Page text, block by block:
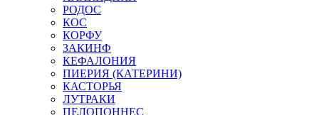
РОДОС
КОС
КОРФУ
ЗАКИНФ
КЕФАЛОНИЯ
ПИЕРИЯ (КАТЕРИНИ)
КАСТОРЬЯ
ЛУТРАКИ
ПЕЛОПОННЕС